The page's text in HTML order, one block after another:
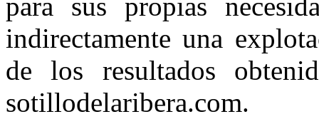
indirectamente una
de los resultados
sotillodelaribera.com.